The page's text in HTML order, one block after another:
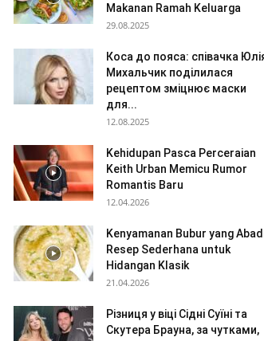
Makanan Ramah Keluarga
29.08.2025
Коса до пояса: співачка
Михальчик поділилася
рецептом зміцнює маски
для...
12.08.2025
Kehidupan Pasca Perceraian
Keith Urban Memicu Rumor
Romantis Baru
12.04.2026
Kenyamanan Bubur yang
Resep Sederhana untuk
Hidangan Klasik
21.04.2026
Різниця у віці Сідні Суїні та
Скутера Брауна, за чутками,